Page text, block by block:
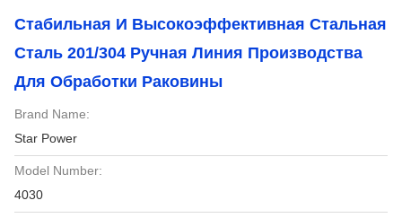
Стабильная И Высокоэффективная Стальная
Сталь 201/304 Ручная Линия Производства
Для Обработки Раковины
Brand Name:
Star Power
Model Number:
4030